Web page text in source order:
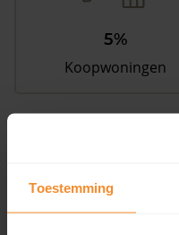
Toestemming
5%
Koopwoningen